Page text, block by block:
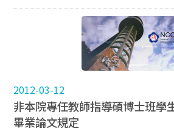
分』、『落選科目及原因』，另外亦
餘額等。請詳加利用查詢功能，掌握
C%E6%9C%AC%E8%99%95/
99%E7%B5%84?view=default
2012-03-12
非本院專任教師指導碩博士班學
畢業論文規定